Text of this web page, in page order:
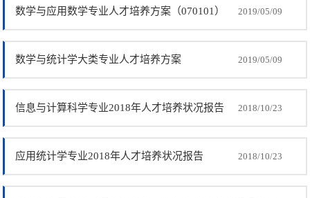
数学与应用数学专业人才培养方案（070101） 2019/05/09
数学与统计学大类专业人才培养方案 2019/05/09
信息与计算科学专业2018年人才培养状况报告 2018/10/23
应用统计学专业2018年人才培养状况报告 2018/10/23